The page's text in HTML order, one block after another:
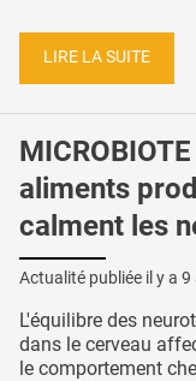
LIRE LA SUITE
aliments
calment les
Actualité publiée il y a 9
L'équilibre des
dans le cerveau
le comportement